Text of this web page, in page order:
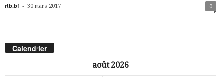
rtb.bf - 30 mars 2017 0
Calendrier
août 2026